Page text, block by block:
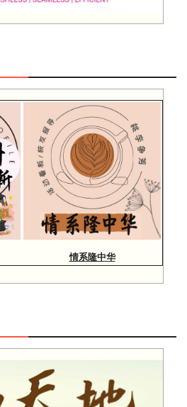
情系隆中华